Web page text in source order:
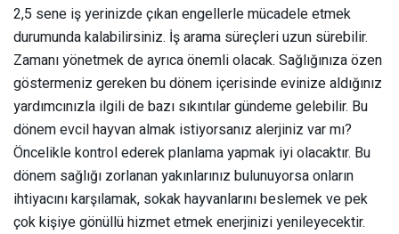
2,5 sene iş yerinizde çıkan engellerle mücadele etmek
durumunda kalabilirsiniz. İş arama süreçleri uzun sürebilir.
Zamanı yönetmek de ayrıca önemli olacak. Sağlığınıza özen
göstermeniz gereken bu dönem içerisinde evinize aldığınız
yardımcınızla ilgili de bazı sıkıntılar gündeme gelebilir. Bu
dönem evcil hayvan almak istiyorsanız alerjiniz var mı?
Öncelikle kontrol ederek planlama yapmak iyi olacaktır. Bu
dönem sağlığı zorlanan yakınlarınız bulunuyorsa onların
ihtiyacını karşılamak, sokak hayvanlarını beslemek ve pek
çok kişiye gönüllü hizmet etmek enerjinizi yenileyecektir.